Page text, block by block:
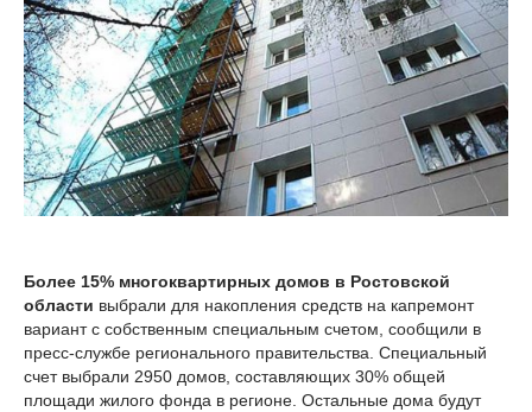
Более 15% многоквартирных домов в Ростовской
области выбрали для накопления средств на капремонт
вариант с собственным специальным счетом, сообщили в
пресс-службе регионального правительства. Специальный
счет выбрали 2950 домов, составляющих 30% общей
площади жилого фонда в регионе. Остальные дома будут